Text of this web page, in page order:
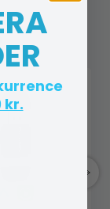
kr.